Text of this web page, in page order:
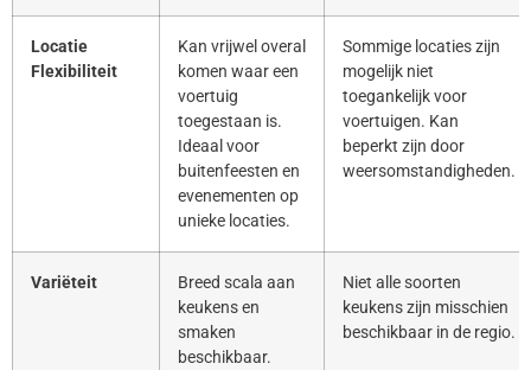
Locatie
Flexibiliteit
Kan vrijwel overal
komen waar een
voertuig
toegestaan is.
Ideaal voor
buitenfeesten en
evenementen op
unieke locaties.
Sommige locaties zijn
mogelijk niet
toegankelijk voor
voertuigen. Kan
beperkt zijn door
weersomstandigheden.
Variëteit
Breed scala aan
keukens en
smaken
beschikbaar.
Niet alle soorten
keukens zijn misschien
beschikbaar in de regio.